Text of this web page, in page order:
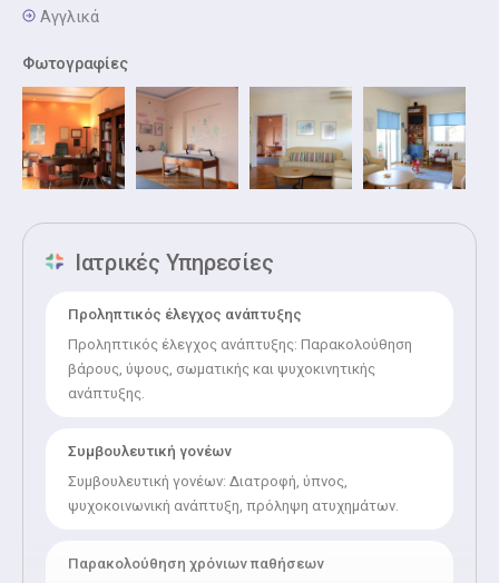
- Προληπτική Παιδιατρική
- Αντιμετώπιση επειγόντων παιδιατρικών περιστατικών
- Αντιμετώπιση παιδιατρικών λοιμώξεων
- Εντόπιση ψυχοκινητικών διαταραχών της παιδικής ηλικίας
Αγγλικά
Φωτογραφίες
Ιατρικές Υπηρεσίες
Προληπτικός έλεγχος ανάπτυξης
Προληπτικός έλεγχος ανάπτυξης: Παρακολούθηση
βάρους, ύψους, σωματικής και ψυχοκινητικής
ανάπτυξης.
Συμβουλευτική γονέων
Συμβουλευτική γονέων: Διατροφή, ύπνος,
ψυχοκοινωνική ανάπτυξη, πρόληψη ατυχημάτων.
Παρακολούθηση χρόνιων παθήσεων